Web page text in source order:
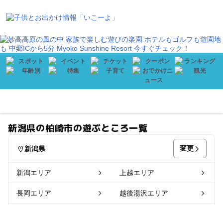
新潟県の柏崎市の遊ぶところ一覧
新潟県 変更
新潟エリア 上越エリア
長岡エリア 越後湯沢エリア